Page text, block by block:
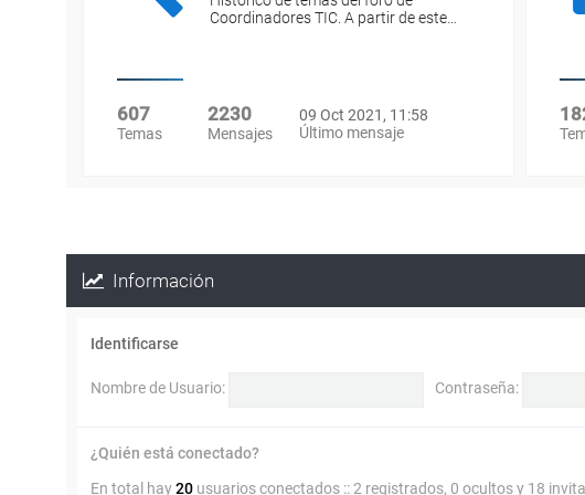
Coordinadores TIC. A partir de este…
607
Temas
2230
Mensajes
09 Oct 2021, 11:58
Último mensaje
Información
Identificarse
Nombre de Usuario: Contraseña:
¿Quién está conectado?
En total hay20 usuarios conectados :: 2 registrados, 0 ocultos y 18